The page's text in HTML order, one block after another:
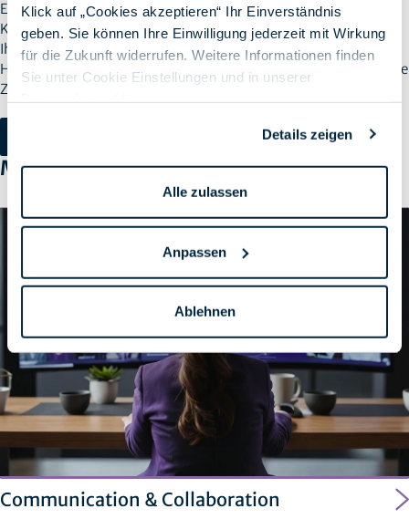
Klick auf „Cookies akzeptieren“ Ihr Einverständnis
geben. Sie können Ihre Einwilligung jederzeit mit Wirkung
für die Zukunft widerrufen. Weitere Informationen finden
Sie unter Cookie Einstellungen und in unserer
Details zeigen
Alle zulassen
Anpassen
Ablehnen
Endgeräte bietet, sind Sie bei SPIRIT/21 genau richtig.
Kontaktieren Sie uns, um mehr darüber zu erfahren, wie wir
Ihnen helfen können, Ihre Endpoint Management-
Herausforderungen zu bewältigen und Ihr Unternehmen für die
Zukunft zu rüsten.
Mehr erfahren
Communication & Collaboration